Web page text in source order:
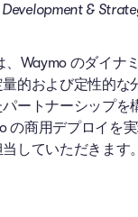
&
Waymo のダイナ
的および定性的な
ートナーシップを
の商用デプロイを
していただきます。